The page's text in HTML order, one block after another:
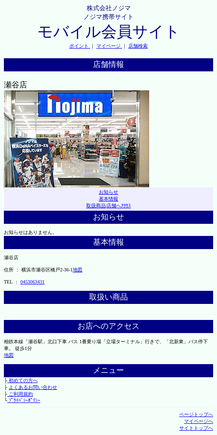
株式会社ノジマ
ノジマ携帯サイト
モバイル会員サイト
ポイント ｜ マイページ ｜ 店舗検索
店舗情報
瀬谷店
お知らせ
基本情報
取扱商品|店舗へｱｸｾｽ
お知らせ
お知らせはありません。
基本情報
瀬谷店
住所 ： 横浜市瀬谷区橋戸2-36-1地図
TEL ： 0453063431
取扱い商品
お店へのアクセス
相鉄本線「瀬谷駅」北口下車 バス 1番乗り場「立場ターミナル」行きで、「北新東」バス停下
車。 徒歩1分
地図
メニュー
├初めての方へ
├ よくあるお問い合わせ
├ご利用規約
└ﾌﾟﾗｲﾊﾞｼｰﾎﾟﾘｼｰ
ページトップへ
マイページへ
サイトトップへ